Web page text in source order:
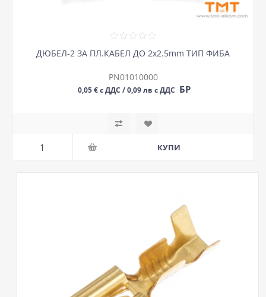
ДЮБЕЛ-2 ЗА ПЛ.КАБЕЛ ДО 2х2.5mm ТИП ФИБА
PN01010000
0,05 € с ДДС / 0,09 лв с ДДС БР